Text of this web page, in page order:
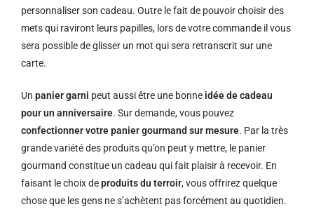
personnaliser son cadeau. Outre le fait de pouvoir choisir des
mets qui raviront leurs papilles, lors de votre commande il vous
sera possible de glisser un mot qui sera retranscrit sur une
carte.
Un panier garni peut aussi être une bonne idée de cadeau
pour un anniversaire. Sur demande, vous pouvez
confectionner votre panier gourmand sur mesure. Par la très
grande variété des produits qu’on peut y mettre, le panier
gourmand constitue un cadeau qui fait plaisir à recevoir. En
faisant le choix deproduits du terroir, vous offrirez quelque
chose que les gens ne s’achètent pas forcément au quotidien.